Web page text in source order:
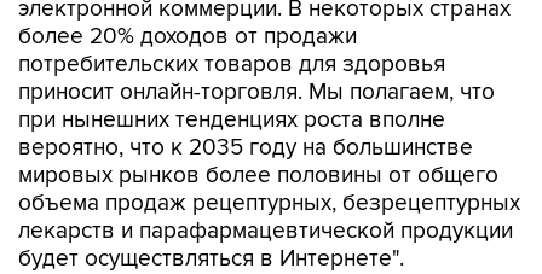
электронной коммерции. В некоторых странах
более 20% доходов от продажи
потребительских товаров для здоровья
приносит онлайн-торговля. Мы полагаем, что
при нынешних тенденциях роста вполне
вероятно, что к 2035 году на большинстве
мировых рынков более половины от общего
объема продаж рецептурных, безрецептурных
лекарств и парафармацевтической продукции
будет осуществляться в Интернете".